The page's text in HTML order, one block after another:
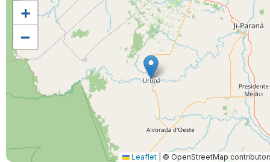
+
−
Leaflet © OpenStreetMap